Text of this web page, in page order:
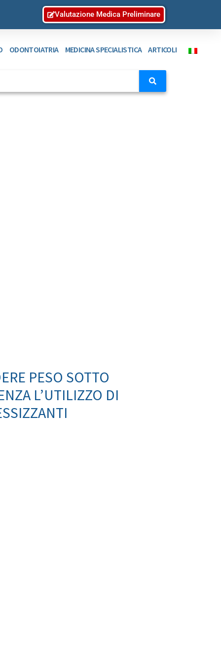
Valutazione Medica Preliminare
ODONTOIATRIA MEDICINA SPECIALISTICA ARTICOLI
PESO SOTTO
L’UTILIZZO DI